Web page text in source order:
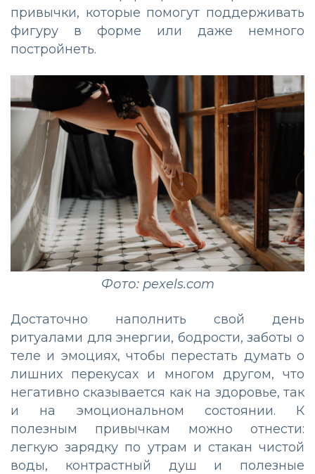
привычки, которые помогут поддерживать
фигуру в форме или даже немного
постройнеть.
Фото: pexels.com
Достаточно наполнить свой день
ритуалами для энергии, бодрости, заботы о
теле и эмоциях, чтобы перестать думать о
лишних перекусах и многом другом, что
негативно сказывается как на здоровье, так
и на эмоциональном состоянии. К
полезным привычкам можно отнести:
легкую зарядку по утрам и стакан чистой
воды, контрастный душ и полезные